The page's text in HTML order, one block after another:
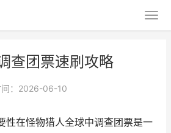
查团票速刷攻略
间：2026-06-10
性在怪物猎人全球中调查团票是一